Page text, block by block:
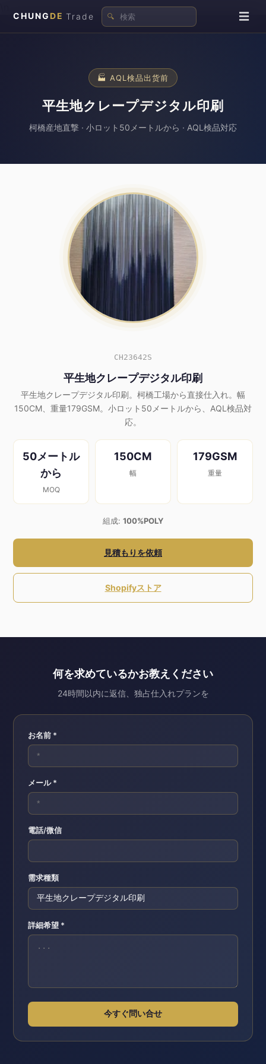
CHUNG DE Trade 🔍 ☰
🏭 AQL検品出货前
平生地クレープデジタル印刷
柯橋産地直撃 · 小ロット50メートルから · AQL検品対応
CH23642S
平生地クレープデジタル印刷
平生地クレープデジタル印刷。柯橋工場から直接仕入れ。幅
150CM、重量179GSM。小ロット50メートルから、AQL検品対
応。
50メートル
から
MOQ
150CM
幅
179GSM
重量
組成: 100%POLY
見積もりを依頼
Shopifyストア
何を求めているかお教えください
24時間以内に返信、独占仕入れプランを
お名前 *
メール *
電話/微信
需求種類
詳細希望 *
今すぐ問い合せ